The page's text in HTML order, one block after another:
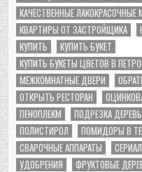
КАЧЕСТВЕННЫЕ ЛАКОКРАСОЧНЫЕ
КВАРТИРЫ ОТ ЗАСТРОЙЩИКА
КУПИТЬ
КУПИТЬ БУКЕТ
КУПИТЬ БУКЕТЫ ЦВЕТОВ В
МЕЖКОМНАТНЫЕ ДВЕРИ
ОТКРЫТЬ РЕСТОРАН
ПЕНОПЛЕКМ
ПОДРЕЗКА
ПОЛИСТИРОЛ
ПОМИДОРЫ В
СВАРОЧНЫЕ АППАРАТЫ
УДОБРЕНИЯ
ФРУКТОВЫЕ